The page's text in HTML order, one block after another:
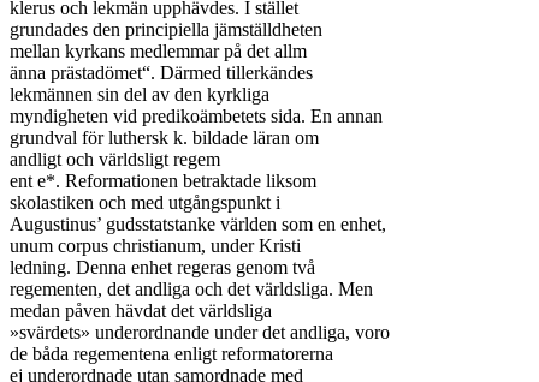
klerus och lekmän upphävdes. I stället
grundades den principiella jämställdheten
mellan kyrkans medlemmar på det allm
änna prästadömet“. Därmed tillerkändes
lekmännen sin del av den kyrkliga
myndigheten vid predikoämbetets sida. En annan
grundval för luthersk k. bildade läran om
andligt och världsligt regem
ent e*. Reformationen betraktade liksom
skolastiken och med utgångspunkt i
Augustinus’ gudsstatstanke världen som en enhet,
unum corpus christianum, under Kristi
ledning. Denna enhet regeras genom två
regementen, det andliga och det världsliga. Men
medan påven hävdat det världsliga
»svärdets» underordnande under det andliga, voro
de båda regementena enligt reformatorerna
ej underordnade utan samordnade med